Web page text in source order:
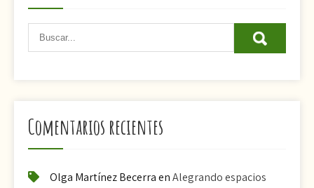
Comentarios recientes
Olga Martínez BecerraenAlegrando espacios